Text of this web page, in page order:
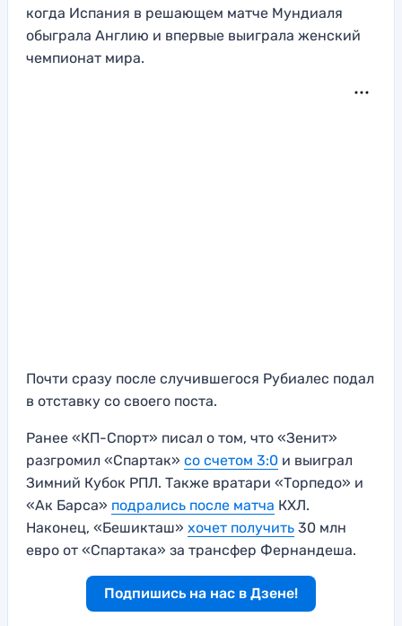
когда Испания в решающем матче Мундиаля
обыграла Англию и впервые выиграла женский
чемпионат мира.
Почти сразу после случившегося Рубиалес подал
в отставку со своего поста.
Ранее «КП-Спорт» писал о том, что «Зенит»
разгромил «Спартак» со счетом 3:0 и выиграл
Зимний Кубок РПЛ. Также вратари «Торпедо» и
«Ак Барса» подрались после матча КХЛ.
Наконец, «Бешикташ» хочет получить 30 млн
евро от «Спартака» за трансфер Фернандеша.
Подпишись на нас в Дзене!